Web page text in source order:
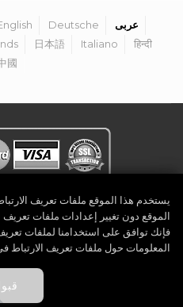
عربى Deutsche
हिन्दी
Italiano
日本語
國
يستخدم هذا الموقع ملفات تعريف
الموقع دون تغيير إعدادات ملفات تعريف
فإنك توافق على استخدامنا لملفات
المعلومات حول ملفات تعريف الارتباط
سياسة الخصوصية | إشعار قانوني |
©
2026